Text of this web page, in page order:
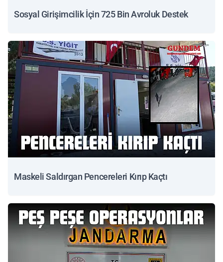
Sosyal Girişimcilik İçin 725 Bin Avroluk Destek
Maskeli Saldırgan Pencereleri Kırıp Kaçtı